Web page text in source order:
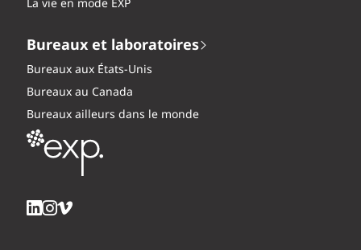
La vie en mode EXP
Bureaux et laboratoires
Bureaux aux États-Unis
Bureaux au Canada
Bureaux ailleurs dans le monde